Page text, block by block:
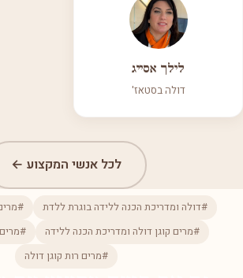
לילך אסייג
דולה בסטאז'
לכל אנשי המקצוע ←
#דולה ומדריכת הכנה ללידה בוגרת ללדת
#מרים קוגן דולה ומדריכת הכנה ללידה
#מרים רות קוגן דולה